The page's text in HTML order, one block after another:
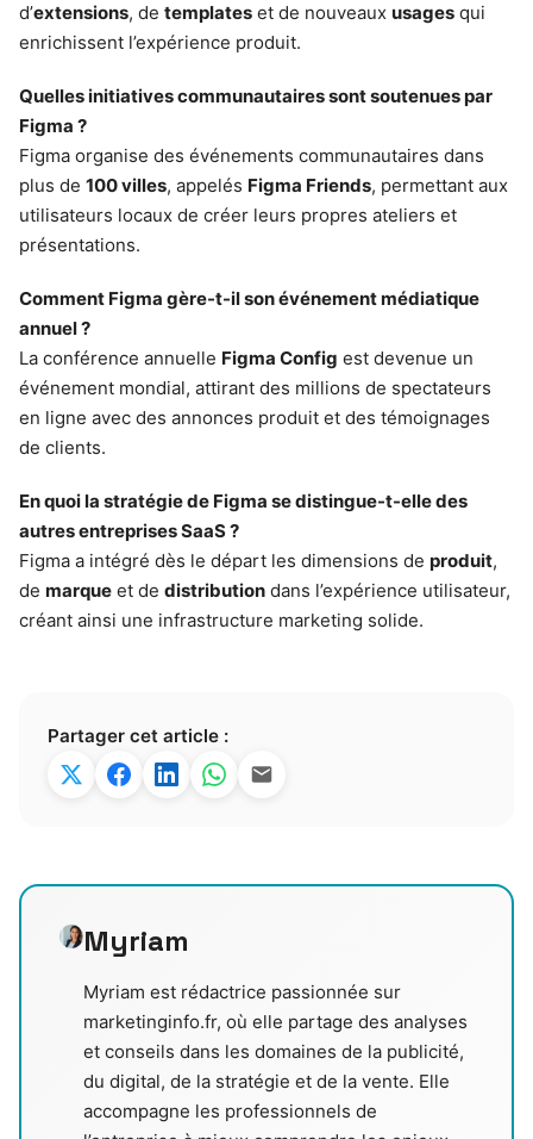
d’extensions, de templates et de nouveaux usages qui
enrichissent l’expérience produit.
Quelles initiatives communautaires sont soutenues par
Figma ?
Figma organise des événements communautaires dans
plus de 100 villes, appelés Figma Friends, permettant aux
utilisateurs locaux de créer leurs propres ateliers et
présentations.
Comment Figma gère-t-il son événement médiatique
annuel ?
La conférence annuelle Figma Config est devenue un
événement mondial, attirant des millions de spectateurs
en ligne avec des annonces produit et des témoignages
de clients.
En quoi la stratégie de Figma se distingue-t-elle des
autres entreprises SaaS ?
Figma a intégré dès le départ les dimensions de produit,
de marque et de distribution dans l’expérience utilisateur,
créant ainsi une infrastructure marketing solide.
Partager cet article :
Myriam
Myriam est rédactrice passionnée sur
marketinginfo.fr, où elle partage des analyses
et conseils dans les domaines de la publicité,
du digital, de la stratégie et de la vente. Elle
accompagne les professionnels de